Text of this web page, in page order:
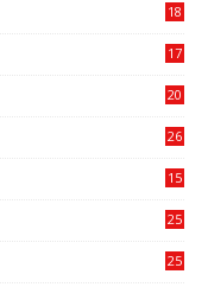
18
17
20
26
15
25
25